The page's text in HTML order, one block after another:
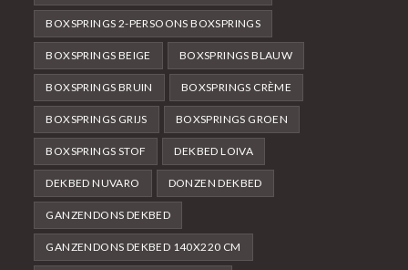
BOXSPRINGS 2-PERSOONS BOXSPRINGS
BOXSPRINGS BEIGE BOXSPRINGS BLAUW
BOXSPRINGS BRUIN BOXSPRINGS CRÈME
BOXSPRINGS GRIJS BOXSPRINGS GROEN
BOXSPRINGS STOF DEKBED LOIVA
DEKBED NUVARO DONZEN DEKBED
GANZENDONS DEKBED
GANZENDONS DEKBED 140X220 CM